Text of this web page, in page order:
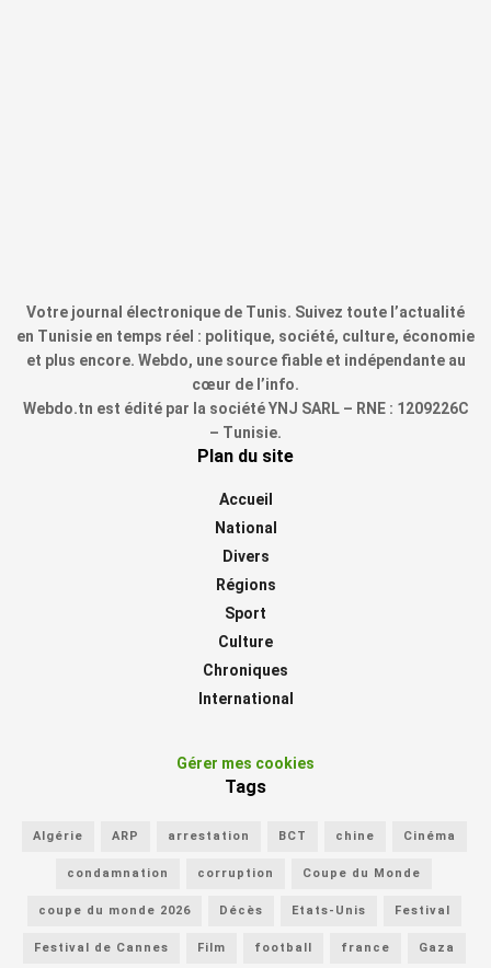
Votre journal électronique de Tunis. Suivez toute l’actualité
en Tunisie en temps réel : politique, société, culture, économie
et plus encore. Webdo, une source fiable et indépendante au
cœur de l’info.
Webdo.tn est édité par la société YNJ SARL – RNE : 1209226C
– Tunisie.
Plan du site
Accueil
National
Divers
Régions
Sport
Culture
Chroniques
International
Gérer mes cookies
Tags
Algérie ARP arrestation BCT chine Cinéma
condamnation corruption Coupe du Monde
coupe du monde 2026 Décès Etats-Unis Festival
Festival de Cannes Film football france Gaza